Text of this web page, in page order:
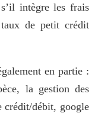
intègre les frais
taux de petit crédit
en partie :
la gestion des
crédit/débit, google